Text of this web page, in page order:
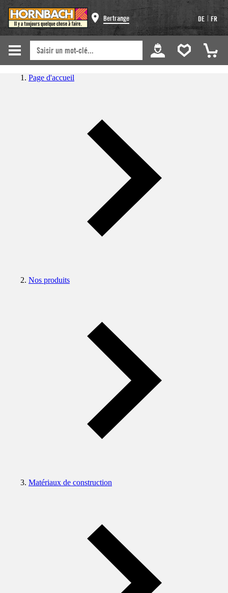
Bertrange DE | FR
Page d'accueil
Nos produits
Matériaux de construction